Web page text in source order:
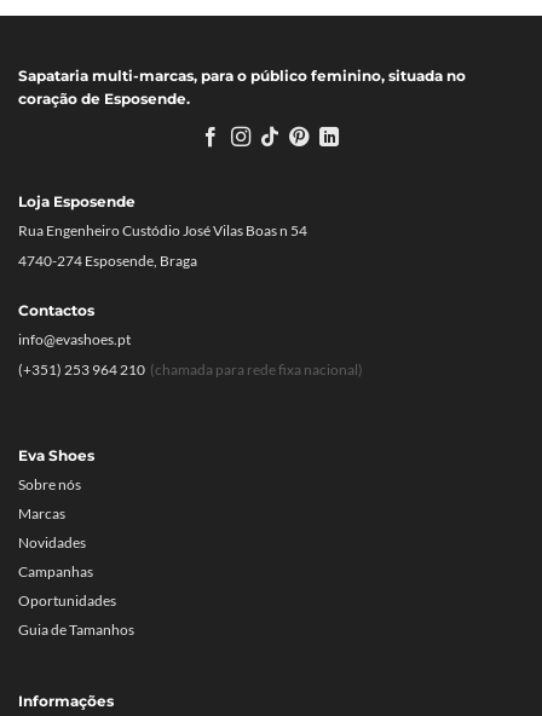
Sapataria multi-marcas, para o público feminino, situada no
coração de Esposende.
Eva Shoes
Sobre nós
Marcas
Novidades
Campanhas
Oportunidades
Guia de Tamanhos
Informações
Loja Esposende
Rua Engenheiro Custódio José Vilas Boas n 54
4740-274 Esposende, Braga
Contactos
info@evashoes.pt
(+351) 253 964 210 (chamada para rede fixa nacional)